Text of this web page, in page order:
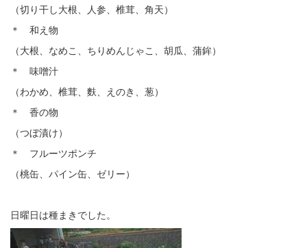
（切り干し大根、人参、椎茸、角天）
＊ 和え物
（大根、なめこ、ちりめんじゃこ、胡瓜、蒲鉾）
＊ 味噌汁
（わかめ、椎茸、麩、えのき、葱）
＊ 香の物
（つぼ漬け）
＊ フルーツポンチ
（桃缶、パイン缶、ゼリー）
日曜日は種まきでした。